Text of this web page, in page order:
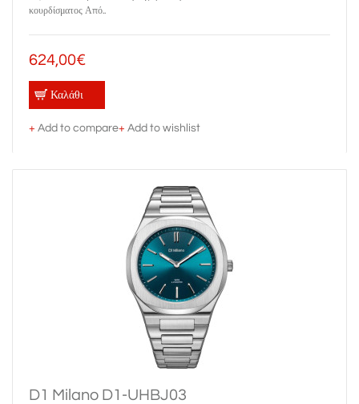
κουρδίσματος Από..
624,00€
Καλάθι
+ Add to compare+ Add to wishlist
D1 Milano D1-UHBJ03